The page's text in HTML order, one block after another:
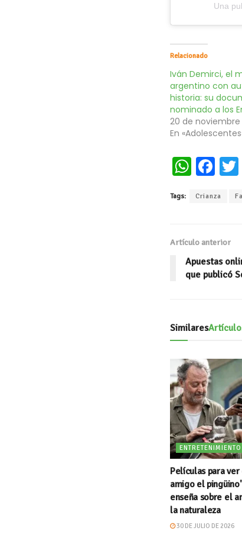
Una
Relacionado
Iván Demirci, el
argentino con
historia: su
nominado a los
20 de noviembre
En
W
at
A
p
p
Fa
b
k
Tags: Crianza
Artículo anterior
Apuestas
que publicó
Similares
ENTRETENIMIENTO
Películas para
amigo el
enseña sobre el
la naturaleza
30 DE JULIO DE 2026